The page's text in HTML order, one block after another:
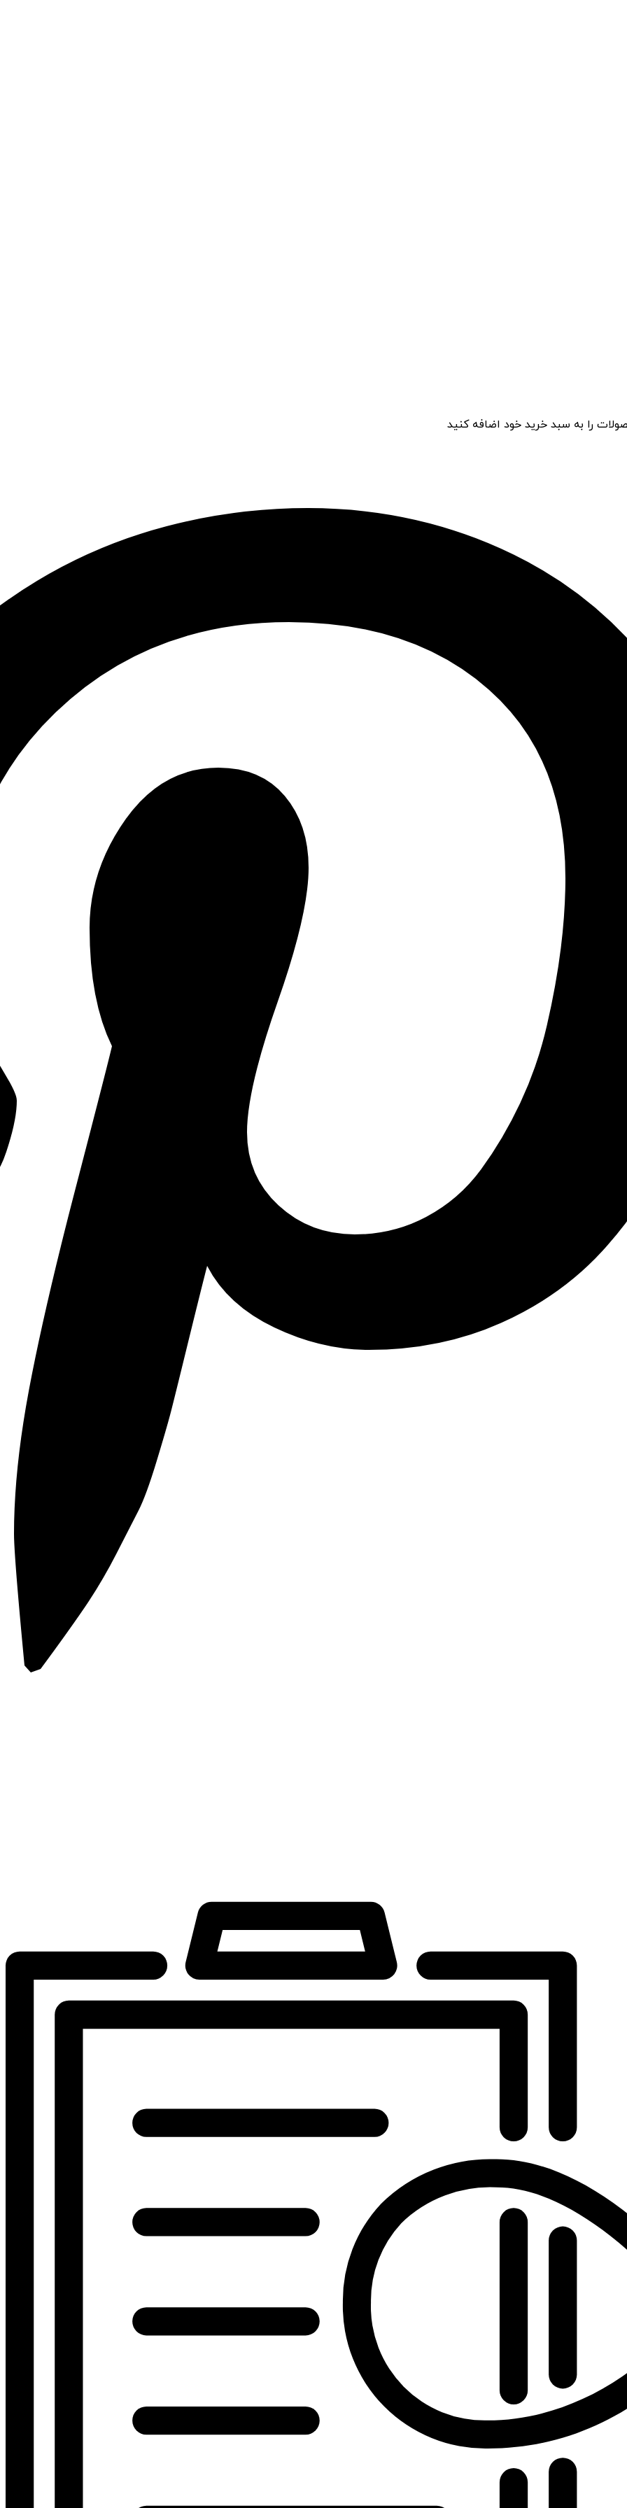
را به سبد خرید خود اضافه کنید